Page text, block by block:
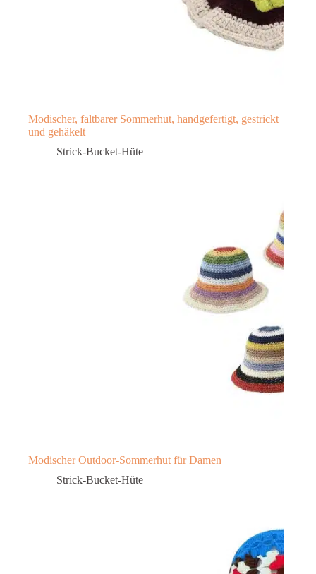
Modischer, faltbarer Sommerhut, handgefertigt, gestrickt
und gehäkelt
Strick-Bucket-Hüte
Modischer Outdoor-Sommerhut für Damen
Strick-Bucket-Hüte